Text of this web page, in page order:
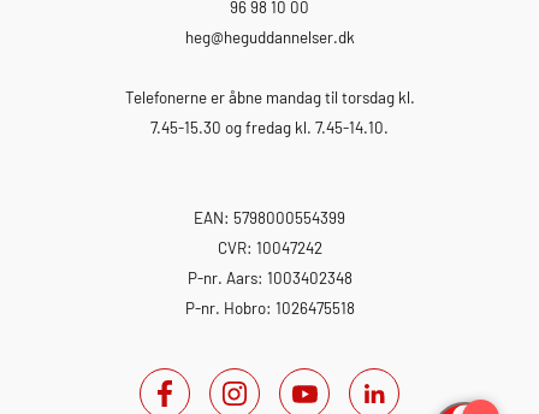
96 98 10 00
heg@heguddannelser.dk
Telefonerne er åbne mandag til torsdag kl.
7.45-15.30 og fredag kl. 7.45-14.10.
EAN: 5798000554399
CVR: 10047242
P-nr. Aars: 1003402348
P-nr. Hobro: 1026475518